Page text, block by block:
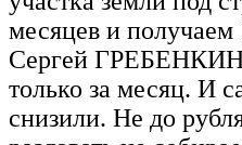
месяцев и
Сергей
только за месяц. И
снизили. Не до